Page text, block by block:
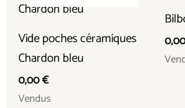
Vide poches céramiques
Chardon bleu
0,00€
Vendus